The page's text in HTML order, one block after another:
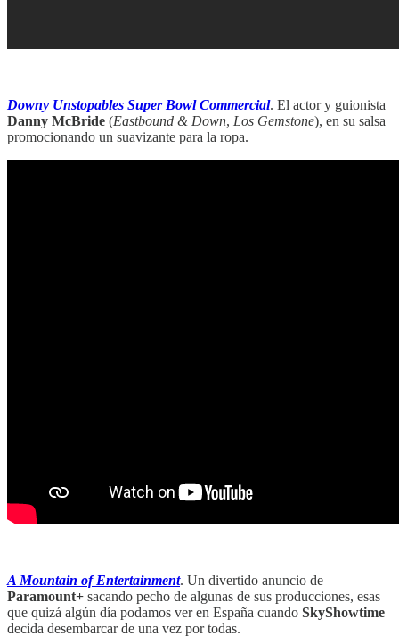
Downy Unstopables Super Bowl Commercial. El actor y guionista
Danny McBride (Eastbound & Down, Los Gemstone), en su salsa
promocionando un suavizante para la ropa.
A Mountain of Entertainment. Un divertido anuncio de
Paramount+ sacando pecho de algunas de sus producciones, esas
que quizá algún día podamos ver en España cuando SkyShowtime
decida desembarcar de una vez por todas.